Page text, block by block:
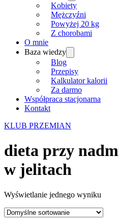
Kobiety
Mężczyźni
Powyżej 20 kg
Z chorobami
O mnie
Baza wiedzy
Blog
Przepisy
Kalkulator kalorii
Za darmo
Współpraca stacjonarna
Kontakt
KLUB PRZEMIAN
dieta przy
w jelitach
Wyświetlanie jednego wyniku